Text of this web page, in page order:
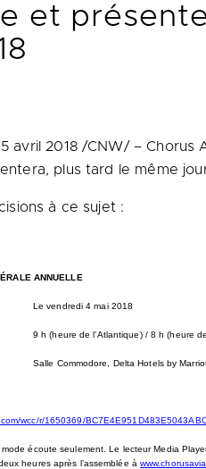
et
avril 2018 /CNW/ – Chorus
plus tard le même
à ce sujet :
ANNUELLE
Le vendredi 4 mai 2018
9 h (heure de l’Atlantique) / 8 h
Salle Commodore, Delta Hotels by
wcc/r/1650369/
écoute seulement. Le lecteur Media
heures après l’assemblée à